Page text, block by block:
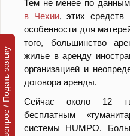
Тем не менее по данным
в Чехии, этих средств
особенности для
того, большинство
жилье в аренду
организацией и
договора аренды.
Сейчас около 12
бесплатным
системы HUMPO.
Задать вопрос / Подать заявку